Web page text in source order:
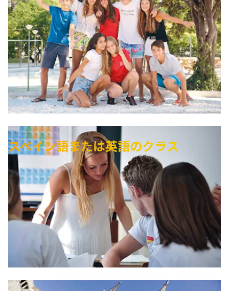
スペイン語または英語のクラス